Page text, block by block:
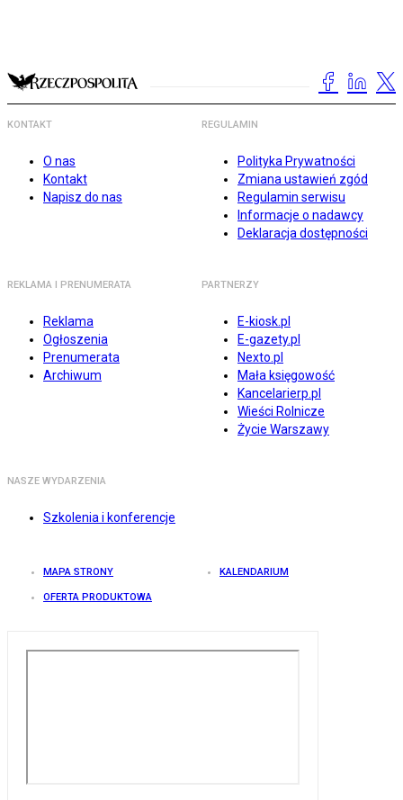
KONTAKT
O nas
Kontakt
Napisz do nas
REGULAMIN
Polityka Prywatności
Zmiana ustawień zgód
Regulamin serwisu
Informacje o nadawcy
Deklaracja dostępności
REKLAMA I PRENUMERATA
Reklama
Ogłoszenia
Prenumerata
Archiwum
PARTNERZY
E-kiosk.pl
E-gazety.pl
Nexto.pl
Mała księgowość
Kancelarierp.pl
Wieści Rolnicze
Życie Warszawy
NASZE WYDARZENIA
Szkolenia i konferencje
MAPA STRONY KALENDARIUM
OFERTA PRODUKTOWA